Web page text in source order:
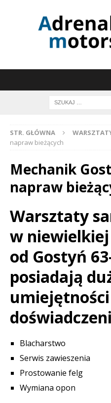
STR. GŁÓWNA
napraw bieżących
Mechanik
napraw
Warsztaty
w niewielkiej
od Gostyń
posiadają
Blacharstwo
Serwis zawieszenia
Prostowanie felg
Wymiana opon